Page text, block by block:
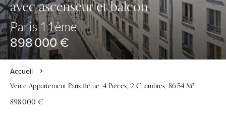
avec ascenseur et balcon
Paris 11ème
898 000 €
Accueil
Vente Appartement Paris 11ème, 4 Pièces, 2 Chambres, 86.54 M²,
898 000 €